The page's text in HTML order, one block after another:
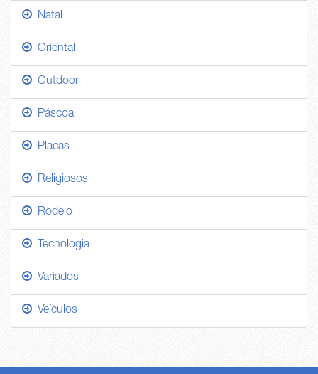
Natal
Oriental
Outdoor
Páscoa
Placas
Religiosos
Rodeio
Tecnologia
Variados
Veículos